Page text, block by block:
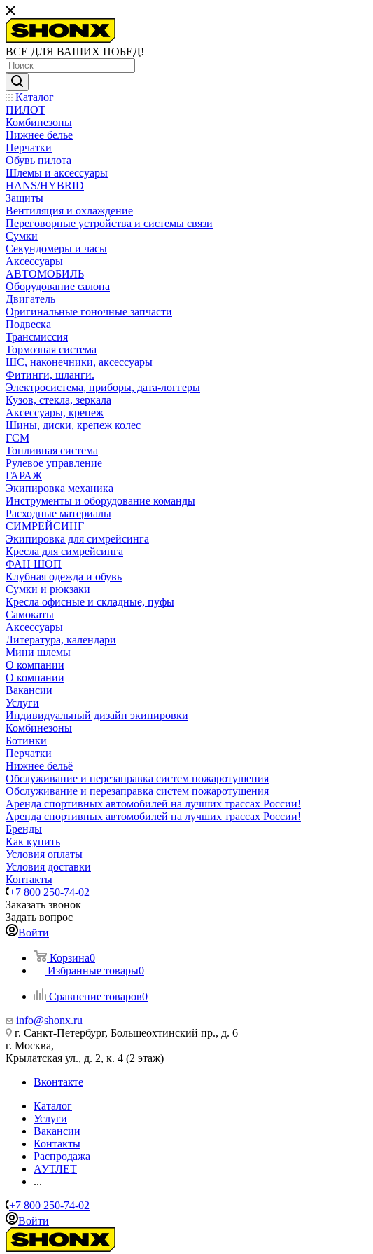
ВСЕ ДЛЯ ВАШИХ ПОБЕД!
Каталог
ПИЛОТ
Комбинезоны
Нижнее белье
Перчатки
Обувь пилота
Шлемы и аксессуары
HANS/HYBRID
Защиты
Вентиляция и охлаждение
Переговорные устройства и системы связи
Сумки
Секундомеры и часы
Аксессуары
АВТОМОБИЛЬ
Оборудование салона
Двигатель
Оригинальные гоночные запчасти
Подвеска
Трансмиссия
Тормозная система
ШС, наконечники, аксессуары
Фитинги, шланги.
Электросистема, приборы, дата-логгеры
Кузов, стекла, зеркала
Аксессуары, крепеж
Шины, диски, крепеж колес
ГСМ
Топливная система
Рулевое управление
ГАРАЖ
Экипировка механика
Инструменты и оборудование команды
Расходные материалы
СИМРЕЙСИНГ
Экипировка для симрейсинга
Кресла для симрейсинга
ФАН ШОП
Клубная одежда и обувь
Сумки и рюкзаки
Кресла офисные и складные, пуфы
Самокаты
Аксессуары
Литература, календари
Мини шлемы
О компании
О компании
Вакансии
Услуги
Индивидуальный дизайн экипировки
Комбинезоны
Ботинки
Перчатки
Нижнее бельё
Обслуживание и перезаправка систем пожаротушения
Обслуживание и перезаправка систем пожаротушения
Аренда спортивных автомобилей на лучших трассах России!
Аренда спортивных автомобилей на лучших трассах России!
Бренды
Как купить
Условия оплаты
Условия доставки
Контакты
+7 800 250-74-02
Заказать звонок
Задать вопрос
Войти
Корзина0
Избранные товары0
Сравнение товаров0
info@shonx.ru
г. Санкт-Петербург, Большеохтинский пр., д. 6
г. Москва,
Крылатская ул., д. 2, к. 4 (2 этаж)
Вконтакте
Каталог
Услуги
Вакансии
Контакты
Распродажа
АУТЛЕТ
...
+7 800 250-74-02
Войти